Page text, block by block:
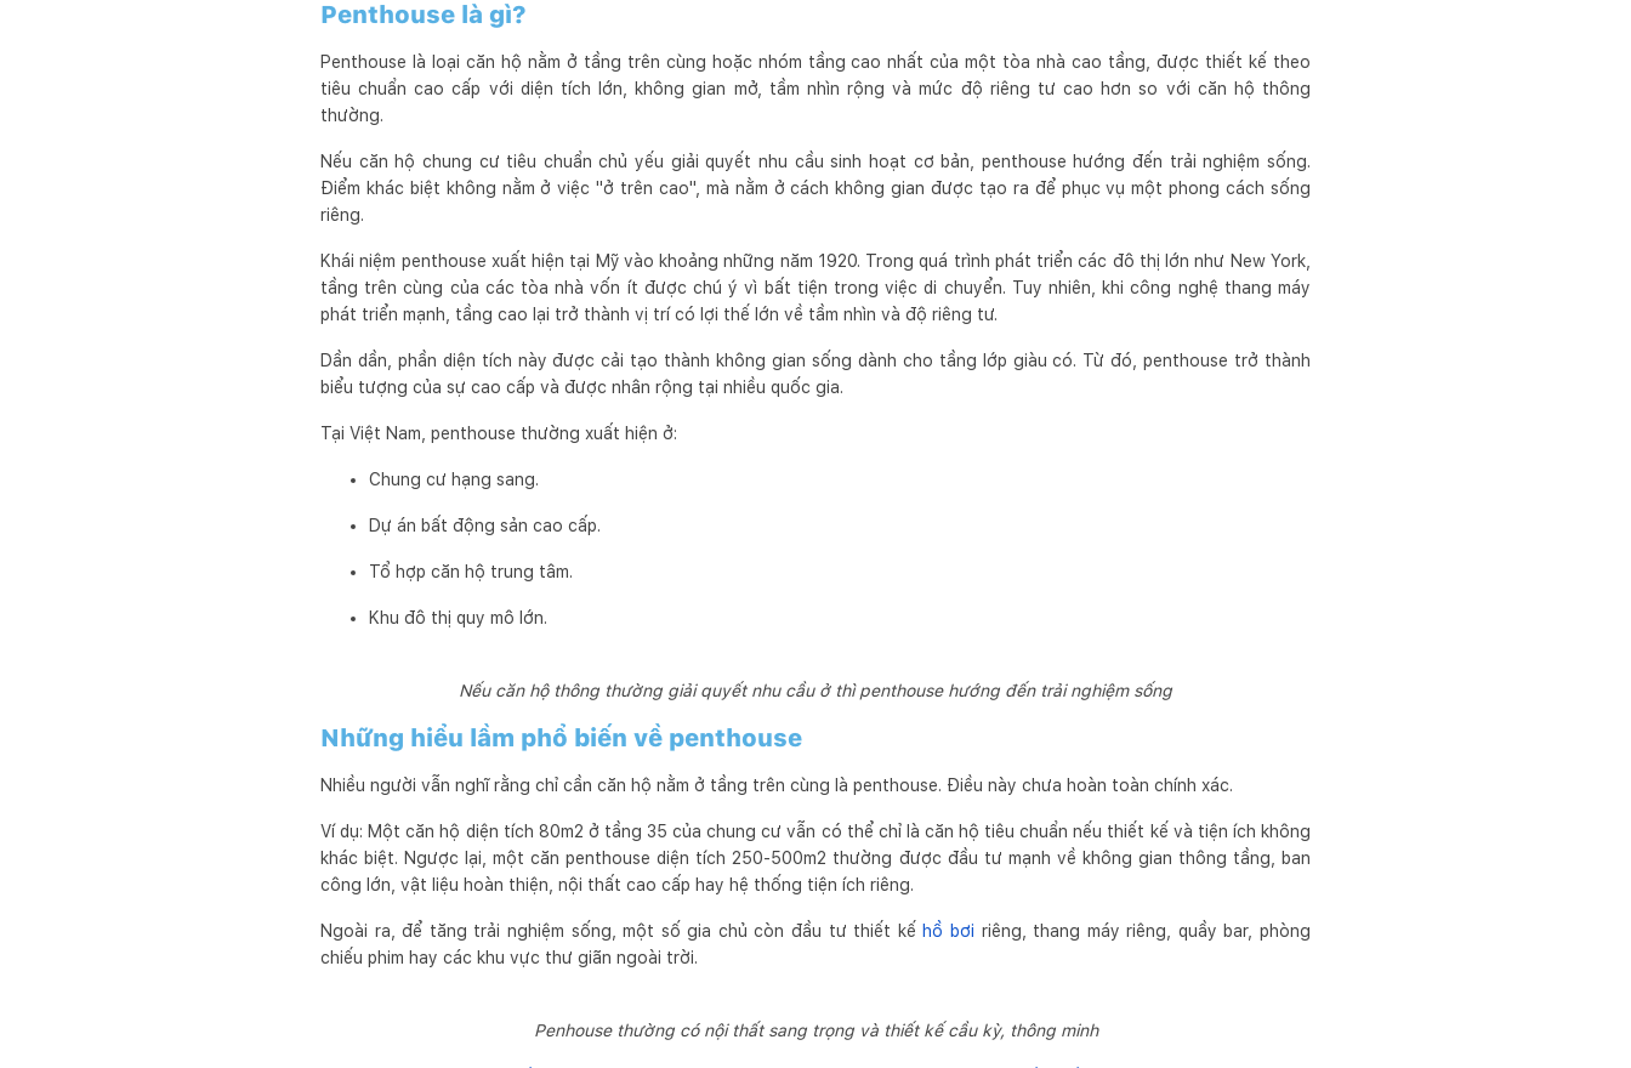
Penthouse là gì?
Penthouse là loại căn hộ nằm ở tầng trên cùng hoặc nhóm tầng cao nhất của một tòa nhà cao tầng, được thiết kế theo
tiêu chuẩn cao cấp với diện tích lớn, không gian mở, tầm nhìn rộng và mức độ riêng tư cao hơn so với căn hộ thông
thường.
Nếu căn hộ chung cư tiêu chuẩn chủ yếu giải quyết nhu cầu sinh hoạt cơ bản, penthouse hướng đến trải nghiệm sống.
Điểm khác biệt không nằm ở việc "ở trên cao", mà nằm ở cách không gian được tạo ra để phục vụ một phong cách sống
riêng.
Khái niệm penthouse xuất hiện tại Mỹ vào khoảng những năm 1920. Trong quá trình phát triển các đô thị lớn như New York,
tầng trên cùng của các tòa nhà vốn ít được chú ý vì bất tiện trong việc di chuyển. Tuy nhiên, khi công nghệ thang máy
phát triển mạnh, tầng cao lại trở thành vị trí có lợi thế lớn về tầm nhìn và độ riêng tư.
Dần dần, phần diện tích này được cải tạo thành không gian sống dành cho tầng lớp giàu có. Từ đó, penthouse trở thành
biểu tượng của sự cao cấp và được nhân rộng tại nhiều quốc gia.
Tại Việt Nam, penthouse thường xuất hiện ở:
Chung cư hạng sang.
Dự án bất động sản cao cấp.
Tổ hợp căn hộ trung tâm.
Khu đô thị quy mô lớn.
Nếu căn hộ thông thường giải quyết nhu cầu ở thì penthouse hướng đến trải nghiệm sống
Những hiểu lầm phổ biến về penthouse
Nhiều người vẫn nghĩ rằng chỉ cần căn hộ nằm ở tầng trên cùng là penthouse. Điều này chưa hoàn toàn chính xác.
Ví dụ: Một căn hộ diện tích 80m2 ở tầng 35 của chung cư vẫn có thể chỉ là căn hộ tiêu chuẩn nếu thiết kế và tiện ích không
khác biệt. Ngược lại, một căn penthouse diện tích 250-500m2 thường được đầu tư mạnh về không gian thông tầng, ban
công lớn, vật liệu hoàn thiện, nội thất cao cấp hay hệ thống tiện ích riêng.
Ngoài ra, để tăng trải nghiệm sống, một số gia chủ còn đầu tư thiết kế hồ bơi riêng, thang máy riêng, quầy bar, phòng
chiếu phim hay các khu vực thư giãn ngoài trời.
Penhouse thường có nội thất sang trọng và thiết kế cầu kỳ, thông minh